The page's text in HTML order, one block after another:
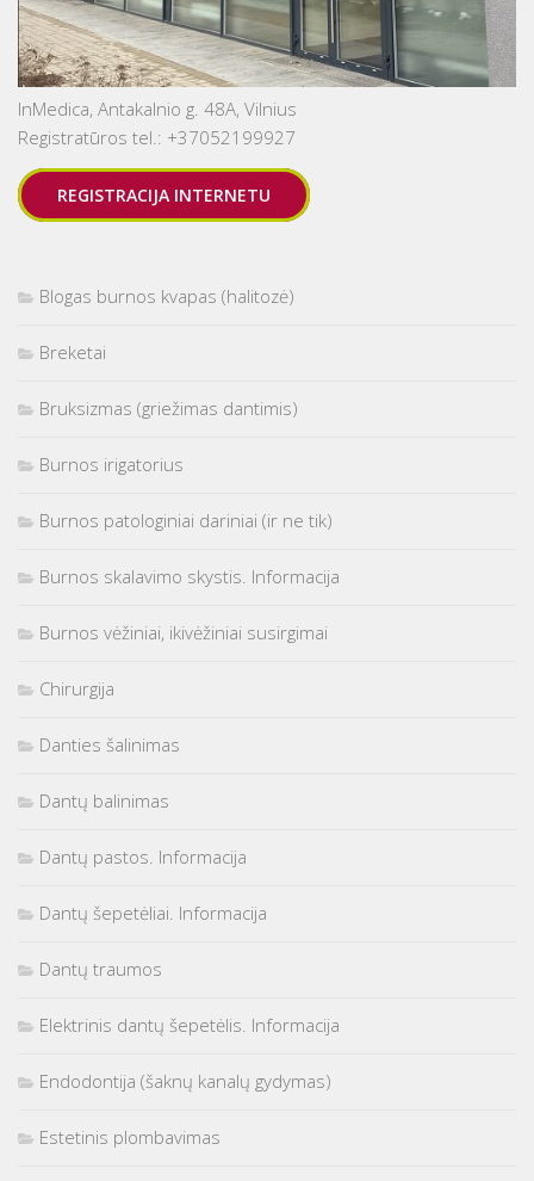
InMedica, Antakalnio g. 48A, Vilnius
Registratūros tel.: +37052199927
REGISTRACIJA INTERNETU
Blogas burnos kvapas (halitozė)
Breketai
Bruksizmas (griežimas dantimis)
Burnos irigatorius
Burnos patologiniai dariniai (ir ne tik)
Burnos skalavimo skystis. Informacija
Burnos vėžiniai, ikivėžiniai susirgimai
Chirurgija
Danties šalinimas
Dantų balinimas
Dantų pastos. Informacija
Dantų šepetėliai. Informacija
Dantų traumos
Elektrinis dantų šepetėlis. Informacija
Endodontija (šaknų kanalų gydymas)
Estetinis plombavimas